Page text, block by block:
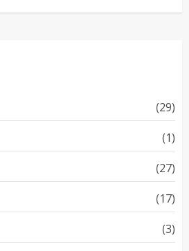
(29)
(1)
(27)
(17)
(3)